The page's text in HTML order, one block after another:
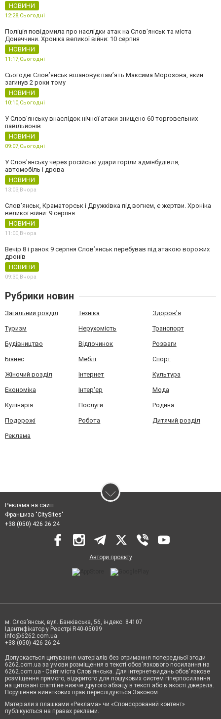
НОВИНИ
12:28,Сьогодні
Поліція повідомила про наслідки атак на Слов'янськ та міста
Донеччини. Хроніка великої війни: 10 серпня
НОВИНИ
11:17,Сьогодні
Сьогодні Слов’янськ вшановує пам’ять Максима Морозова, який
загинув 2 роки тому
НОВИНИ
10:10,Сьогодні
У Слов'янську внаслідок нічної атаки знищено 60 торговельних
павільйонів
НОВИНИ
09:07,Сьогодні
У Слов'янську через російські удари горіли адмінбудівля,
автомобіль і дрова
НОВИНИ
13:03, Вчора
Слов’янськ, Краматорськ і Дружківка під вогнем, є жертви. Хроніка
великої війни: 9 серпня
НОВИНИ
11:00, Вчора
Вечір 8 і ранок 9 серпня Слов’янськ перебував під атакою ворожих
дронів
НОВИНИ
09:30, Вчора
Рубрики новин
Загальний розділ Техніка Здоров'я
Туризм Нерухомість Транспорт
Будівництво Відпочинок Розваги
Бізнес Меблі Спорт
Жіночий розділ Інтернет Культура
Економіка Інтер'єр Мода
Кулінарія Послуги Родина
Подорожі Робота Дитячий розділ
Реклама
Реклама на сайті
Франшиза "CitySites"
+38 (050) 426 26 24
Автори проєкту
м. Слов’янськ, вул. Банківська, 56, індекс: 84107
Ідентифікатор у Реєстрі R40-05099
info@6262.com.ua
+38 (050) 426 26 24
Допускається цитування матеріалів без отримання попередньої згоди
6262.com.ua за умови розміщення в тексті обов'язкового посилання на
6262.com.ua - Сайт міста Слов'янська. Для інтернет-видань обов'язкове
розміщення прямого, відкритого для пошукових систем гіперпосилання
на цитовані статті не нижче другого абзацу в тексті або в якості джерела.
Порушення виняткових прав переслідується Законом.
Матеріали з плашками «Реклама» чи «Спонсорований контент»
публікуються на правах реклами.